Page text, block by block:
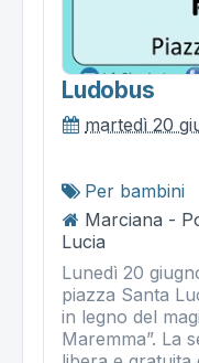
Ludobus
martedì 20
Per bambini
Marciana -
Lucia
Lunedì 20
piazza Santa
in legno del
Maremma”. La